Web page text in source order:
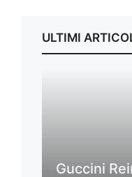
ULTIMI
Guccini